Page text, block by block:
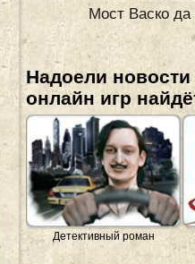
Мост Васко
Надоели
онлайн игр
Детективный роман